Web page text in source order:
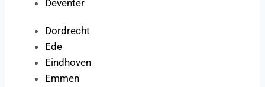
Deventer
Dordrecht
Ede
Eindhoven
Emmen